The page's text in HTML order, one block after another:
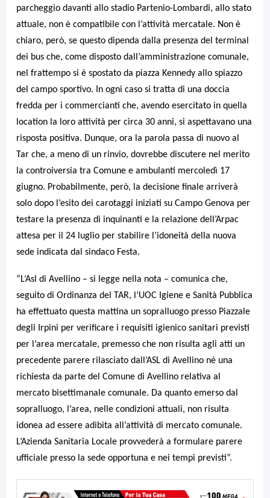
parcheggio davanti allo stadio Partenio-Lombardi, allo stato
attuale, non è compatibile con l’attività mercatale. Non è
chiaro, però, se questo dipenda dalla presenza del terminal
dei bus che, come disposto dall’amministrazione comunale,
nel frattempo si è spostato da piazza Kennedy allo spiazzo
del campo sportivo. In ogni caso si tratta di una doccia
fredda per i commercianti che, avendo esercitato in quella
location la loro attività per circa 30 anni, si aspettavano una
risposta positiva. Dunque, ora la parola passa di nuovo al
Tar che, a meno di un rinvio, dovrebbe discutere nel merito
la controiversia tra Comune e ambulanti mercoledì 17
giugno. Probabilmente, però, la decisione finale arriverà
solo dopo l’esito dei carotaggi iniziati su Campo Genova per
testare la presenza di inquinanti e la relazione dell’Arpac
attesa per il 24 luglio per stabilire l’idoneità della nuova
sede indicata dal sindaco Festa.
“L’Asl di Avellino – si legge nella nota – comunica che,
seguito di Ordinanza del TAR, l’UOC Igiene e Sanità Pubblica
ha effettuato questa mattina un sopralluogo presso Piazzale
degli Irpini per verificare i requisiti igienico sanitari previsti
per l’area mercatale, premesso che non risulta agli atti un
precedente parere rilasciato dall’ASL di Avellino né una
richiesta da parte del Comune di Avellino relativa al
mercato bisettimanale comunale. Da quanto emerso dal
sopralluogo, l’area, nelle condizioni attuali, non risulta
idonea ad essere adibita all’attività di mercato comunale.
L’Azienda Sanitaria Locale provvederà a formulare parere
ufficiale presso la sede opportuna e nei tempi previsti”.